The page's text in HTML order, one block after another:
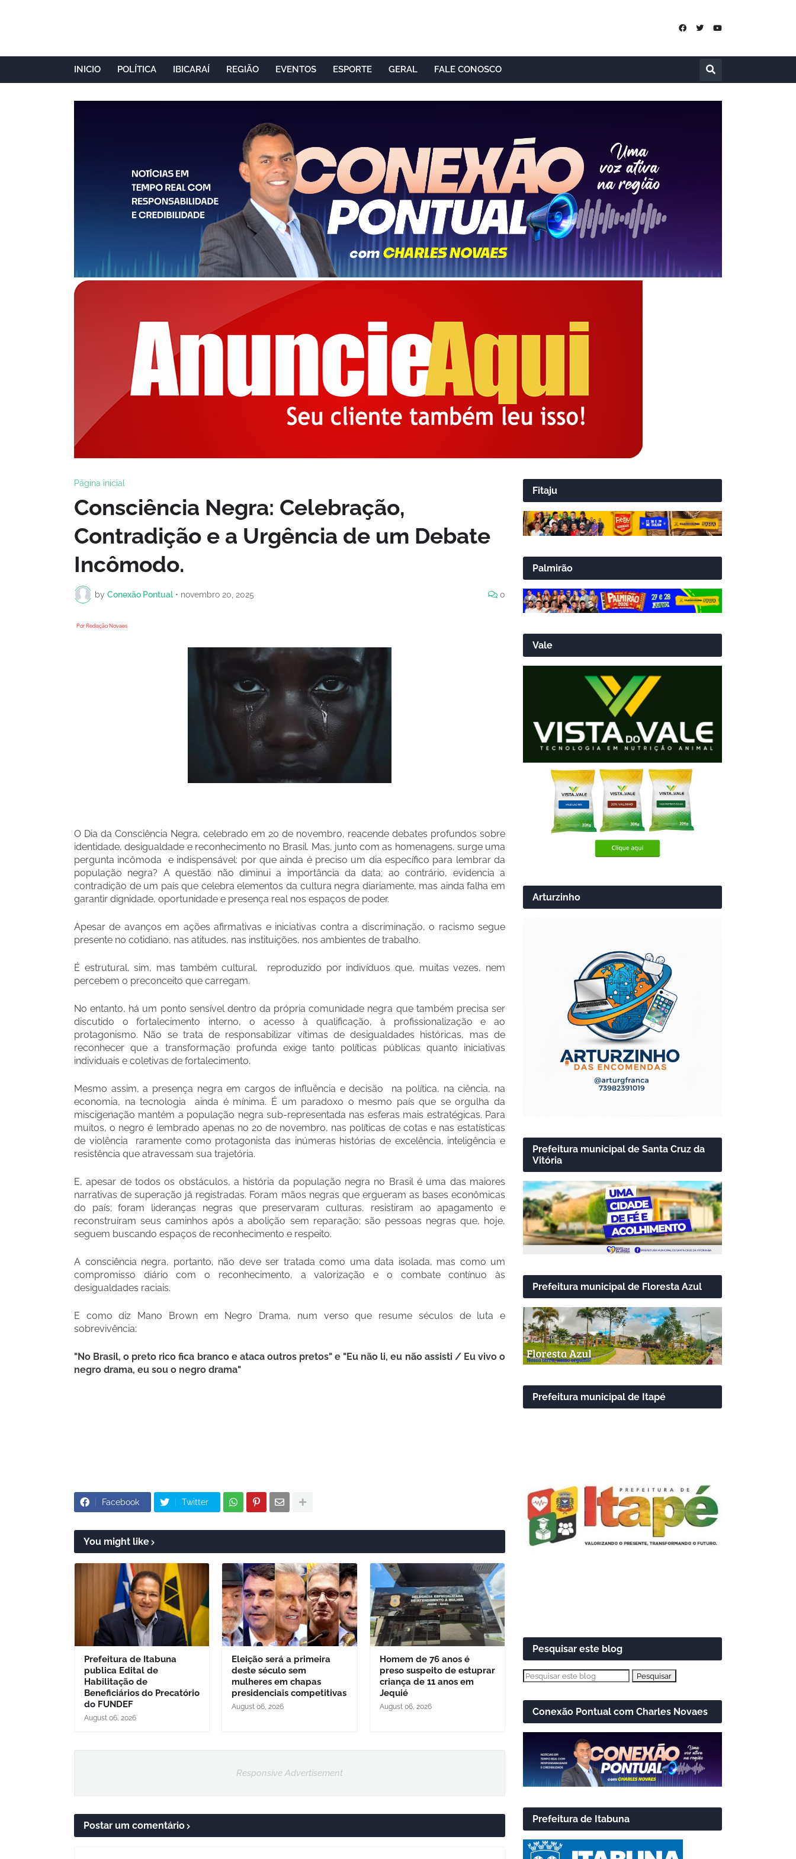
INICIO POLÍTICA IBICARAÍ REGIÃO EVENTOS ESPORTE GERAL FALE CONOSCO
Página inicial
Consciência Negra: Celebração,
Contradição e a Urgência de um Debate
Incômodo.
by Conexão Pontual • novembro 20, 2025 0
Por Redação Novaes
O Dia da Consciência Negra, celebrado em 20 de novembro, reacende debates profundos sobre
identidade, desigualdade e reconhecimento no Brasil. Mas, junto com as homenagens, surge uma
pergunta incômoda e indispensável: por que ainda é preciso um dia específico para lembrar da
população negra? A questão não diminui a importância da data; ao contrário, evidencia a
contradição de um país que celebra elementos da cultura negra diariamente, mas ainda falha em
garantir dignidade, oportunidade e presença real nos espaços de poder.
Apesar de avanços em ações afirmativas e iniciativas contra a discriminação, o racismo segue
presente no cotidiano, nas atitudes, nas instituições, nos ambientes de trabalho.
É estrutural, sim, mas também cultural, reproduzido por indivíduos que, muitas vezes, nem
percebem o preconceito que carregam.
No entanto, há um ponto sensível dentro da própria comunidade negra que também precisa ser
discutido o fortalecimento interno, o acesso à qualificação, à profissionalização e ao
protagonismo. Não se trata de responsabilizar vítimas de desigualdades históricas, mas de
reconhecer que a transformação profunda exige tanto políticas públicas quanto iniciativas
individuais e coletivas de fortalecimento.
Mesmo assim, a presença negra em cargos de influência e decisão na política, na ciência, na
economia, na tecnologia ainda é mínima. É um paradoxo o mesmo país que se orgulha da
miscigenação mantém a população negra sub-representada nas esferas mais estratégicas. Para
muitos, o negro é lembrado apenas no 20 de novembro, nas políticas de cotas e nas estatísticas
de violência raramente como protagonista das inúmeras histórias de excelência, inteligência e
resistência que atravessam sua trajetória.
E, apesar de todos os obstáculos, a história da população negra no Brasil é uma das maiores
narrativas de superação já registradas. Foram mãos negras que ergueram as bases econômicas
do país; foram lideranças negras que preservaram culturas, resistiram ao apagamento e
reconstruíram seus caminhos após a abolição sem reparação; são pessoas negras que, hoje,
seguem buscando espaços de reconhecimento e respeito.
A consciência negra, portanto, não deve ser tratada como uma data isolada, mas como um
compromisso diário com o reconhecimento, a valorização e o combate contínuo às
desigualdades raciais.
E como diz Mano Brown em Negro Drama, num verso que resume séculos de luta e
sobrevivência:
"No Brasil, o preto rico fica branco e ataca outros pretos" e "Eu não li, eu não assisti / Eu vivo o
negro drama, eu sou o negro drama"
Facebook Twitter
You might like
Prefeitura de Itabuna
publica Edital de
Habilitação de
Beneficiários do Precatório
do FUNDEF
August 06, 2026
Eleição será a primeira
deste século sem
mulheres em chapas
presidenciais competitivas
August 06, 2026
Homem de 76 anos é
preso suspeito de estuprar
criança de 11 anos em
Jequié
August 06, 2026
Responsive Advertisement
Postar um comentário
Fitaju
Palmirão
Vale
Arturzinho
Prefeitura municipal de Santa Cruz da
Vitória
Prefeitura municipal de Floresta Azul
Prefeitura municipal de Itapé
Pesquisar este blog
Conexão Pontual com Charles Novaes
Prefeitura de Itabuna